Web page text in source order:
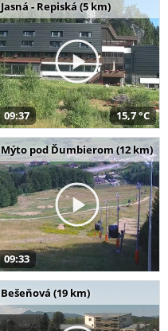
Jasná - Repiská (5 km)
09:37 15,7 °C
Mýto pod Ďumbierom (12 km)
09:33
Bešeňová (19 km)